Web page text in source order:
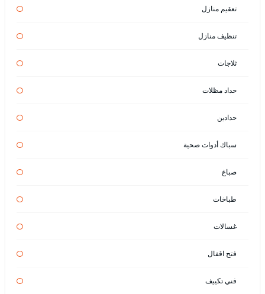
تعقيم منازل
تنظيف منازل
ثلاجات
حداد مظلات
حدادين
سباك أدوات صحية
صباغ
طباخات
غسالات
فتح اقفال
فني تكييف